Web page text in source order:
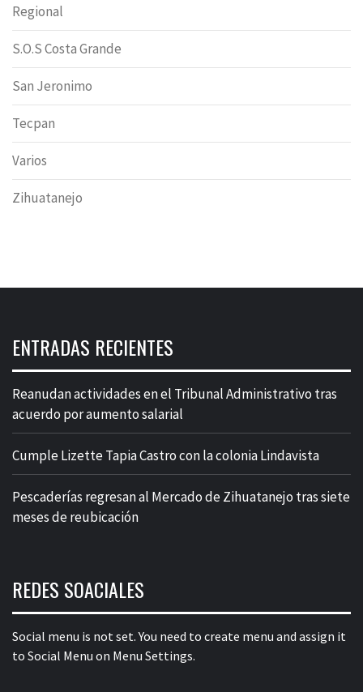
Regional
S.O.S Costa Grande
San Jeronimo
Tecpan
Varios
Zihuatanejo
ENTRADAS RECIENTES
Reanudan actividades en el Tribunal Administrativo tras
acuerdo por aumento salarial
Cumple Lizette Tapia Castro con la colonia Lindavista
Pescaderías regresan al Mercado de Zihuatanejo tras siete
meses de reubicación
REDES SOACIALES
Social menu is not set. You need to create menu and assign it
to Social Menu on Menu Settings.